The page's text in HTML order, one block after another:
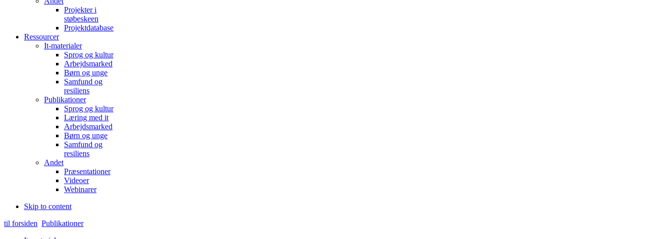
Projekter i
støbeskeen
Projektdatabase
Ressourcer
It-materialer
Sprog og kultur
Arbejdsmarked
Børn og unge
Samfund og
resiliens
Publikationer
Sprog og kultur
Læring med it
Arbejdsmarked
Børn og unge
Samfund og
resiliens
Andet
Præsentationer
Videoer
Webinarer
Skip to content
til forsiden Publikationer